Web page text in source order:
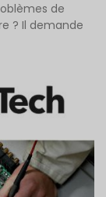
de
? Il demande